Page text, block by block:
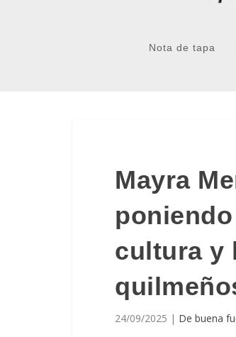
Nota de tapa
Mayra
cultura y
24/09/2025 | De buena